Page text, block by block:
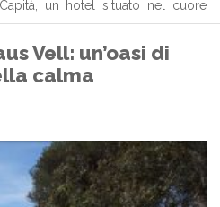
un hotel situato nel cuore
Alaior e Mercadal. Nato da una
Vell: un’oasi di
calma